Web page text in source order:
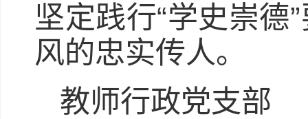
坚定践行“学史崇德
风的忠实传人。
教师行政党支部